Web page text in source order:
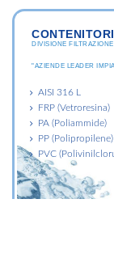
DIVISIONE FILTRAZIONE
"AZIENDE LEADER
AISI 316 L
FRP (Vetroresina)
PA (Poliammide)
PP (Polipropilene)
PVC